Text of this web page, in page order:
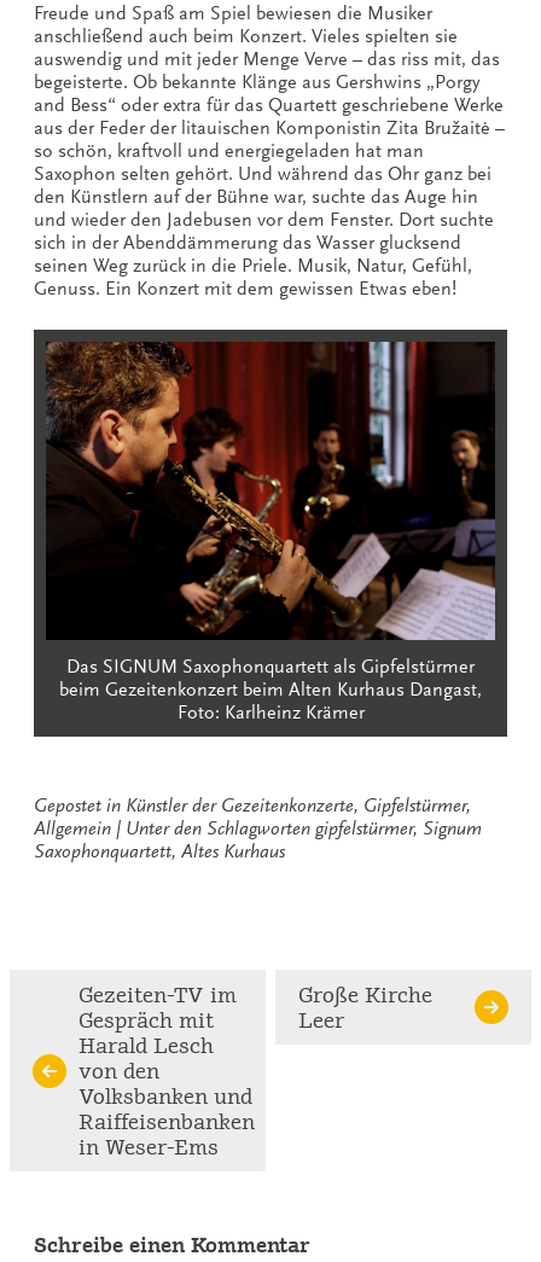
Freude und Spaß am Spiel bewiesen die Musiker
anschließend auch beim Konzert. Vieles spielten sie
auswendig und mit jeder Menge Verve – das riss mit, das
begeisterte. Ob bekannte Klänge aus Gershwins „Porgy
and Bess“ oder extra für das Quartett geschriebene Werke
aus der Feder der litauischen Komponistin Zita Bružaitė –
so schön, kraftvoll und energiegeladen hat man
Saxophon selten gehört. Und während das Ohr ganz bei
den Künstlern auf der Bühne war, suchte das Auge hin
und wieder den Jadebusen vor dem Fenster. Dort suchte
sich in der Abenddämmerung das Wasser glucksend
seinen Weg zurück in die Priele. Musik, Natur, Gefühl,
Genuss. Ein Konzert mit dem gewissen Etwas eben!
Das SIGNUM Saxophonquartett als Gipfelstürmer
beim Gezeitenkonzert beim Alten Kurhaus Dangast,
Foto: Karlheinz Krämer
Gepostet in Künstler der Gezeitenkonzerte, Gipfelstürmer,
Allgemein
Unter den Schlagworten gipfelstürmer, Signum
Saxophonquartett, Altes Kurhaus
Continue
Reading
Gezeiten-TV im
Gespräch mit
Harald Lesch
von den
Volksbanken und
Raiffeisenbanken
in Weser-Ems
Große Kirche
Leer
Schreibe einen Kommentar